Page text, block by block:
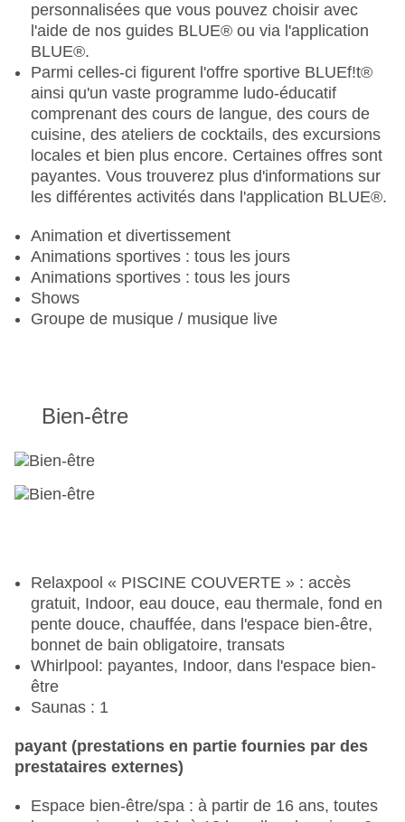
Menu enfant, buffet enfant
Club enfants/Miniclub: plusieurs fois par semaine
Animations pour enfants : plusieurs fois par
semaine
Aire de jeux pour enfants
Minidisco
ADOLESCENTS
Teenclub: plusieurs fois par semaine
semaine
personnalisées que vous pouvez choisir avec
l'aide de nos guides BLUE® ou via l'application
BLUE®.
Parmi celles-ci figurent l'offre sportive BLUEf!t®
ainsi qu'un vaste programme ludo-éducatif
comprenant des cours de langue, des cours de
cuisine, des ateliers de cocktails, des excursions
locales et bien plus encore. Certaines offres sont
payantes. Vous trouverez plus d'informations sur
les différentes activités dans l'application BLUE®.
Animation et divertissement
Animations sportives : tous les jours
Animations sportives : tous les jours
Shows
Groupe de musique / musique live
Bien-être
Relaxpool « PISCINE COUVERTE » : accès
gratuit, Indoor, eau douce, eau thermale, fond en
pente douce, chauffée, dans l'espace bien-être,
bonnet de bain obligatoire, transats
Whirlpool: payantes, Indoor, dans l'espace bien-
être
Saunas : 1
payant (prestations en partie fournies par des
prestataires externes)
Espace bien-être/spa : à partir de 16 ans, toutes